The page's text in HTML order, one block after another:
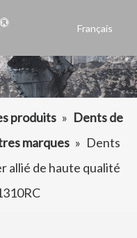
Français
العربية
Pусский
Español
produits » Dents de
marques » Dents
allié de haute qualité